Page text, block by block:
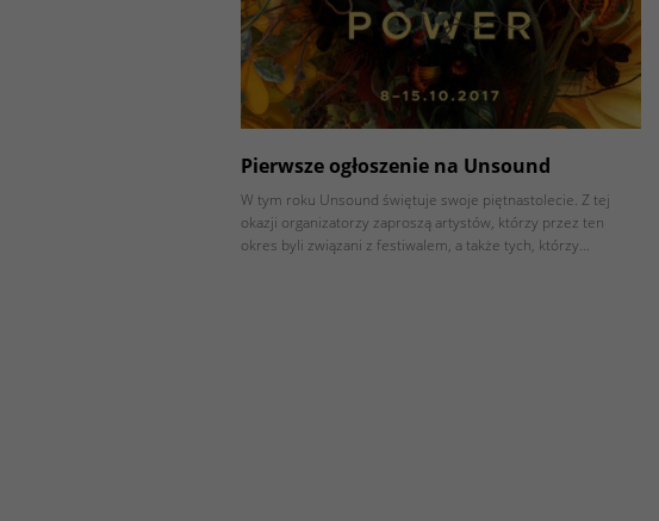
Pierwsze ogłoszenie na Unsound
W tym roku Unsound świętuje swoje piętnastolecie. Z tej
okazji organizatorzy zaproszą artystów, którzy przez ten
okres byli związani z festiwalem, a także tych, którzy…